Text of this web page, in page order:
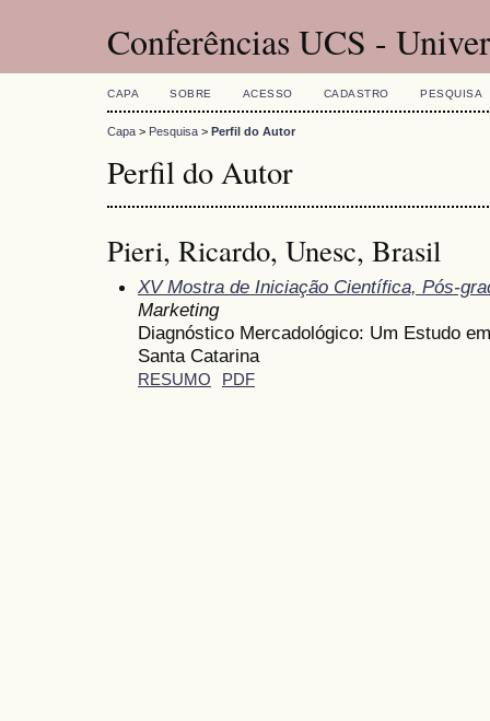
Conferências UCS -
CAPA SOBRE ACESSO CADASTRO PESQUISA
Capa > Pesquisa > Perfil do Autor
Perfil do Autor
Pieri, Ricardo, Unesc, Brasil
XV Mostra de Iniciação Científica, Pós-
Marketing
Diagnóstico Mercadológico: Um Estudo
Santa Catarina
RESUMO PDF